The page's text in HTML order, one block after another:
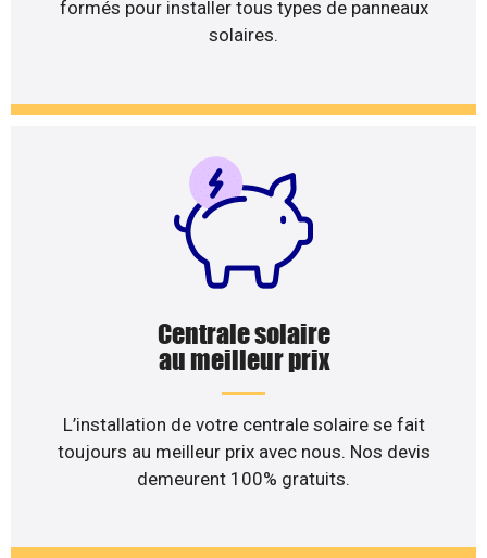
formés pour installer tous types de panneaux
solaires.
Centrale solaire
au meilleur prix
L’installation de votre centrale solaire se fait
toujours au meilleur prix avec nous. Nos devis
demeurent 100% gratuits.